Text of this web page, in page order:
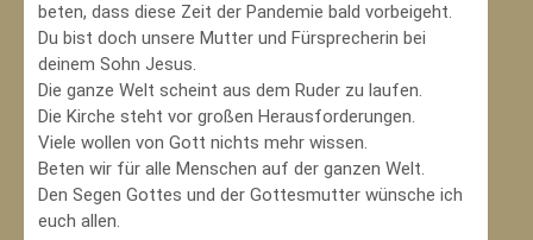
beten, dass diese Zeit der Pandemie bald vorbeigeht.
Du bist doch unsere Mutter und Fürsprecherin bei
deinem Sohn Jesus.
Die ganze Welt scheint aus dem Ruder zu laufen.
Die Kirche steht vor großen Herausforderungen.
Viele wollen von Gott nichts mehr wissen.
Beten wir für alle Menschen auf der ganzen Welt.
Den Segen Gottes und der Gottesmutter wünsche ich
euch allen.